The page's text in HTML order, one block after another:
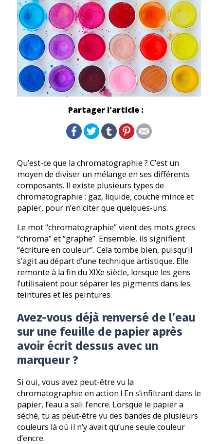
Partager l'article :
Qu’est-ce que la chromatographie ? C’est un
moyen de diviser un mélange en ses différents
composants. Il existe plusieurs types de
chromatographie : gaz, liquide, couche mince et
papier, pour n’en citer que quelques-uns.
Le mot “chromatographie” vient des mots grecs
“chroma” et “graphe”. Ensemble, ils signifient
“écriture en couleur”. Cela tombe bien, puisqu’il
s’agit au départ d’une technique artistique. Elle
remonte à la fin du XIXe siècle, lorsque les gens
l’utilisaient pour séparer les pigments dans les
teintures et les peintures.
Avez-vous déjà renversé de l’eau
sur une feuille de papier après
avoir écrit dessus avec un
marqueur ?
Si oui, vous avez peut-être vu la
chromatographie en action ! En s’infiltrant dans le
papier, l’eau a sali l’encre. Lorsque le papier a
séché, tu as peut-être vu des bandes de plusieurs
couleurs là où il n’y avait qu’une seule couleur
d’encre.